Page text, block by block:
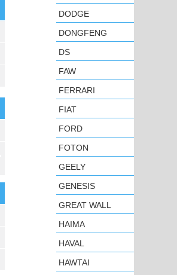
DODGE
DONGFENG
DS
FAW
FERRARI
FIAT
FORD
FOTON
GEELY
GENESIS
GREAT WALL
HAIMA
HAVAL
HAWTAI